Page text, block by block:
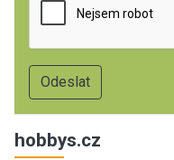
hobbys.cz